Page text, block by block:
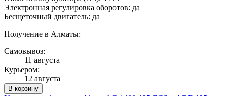
Электронная регулировка оборотов: да
Бесщеточный двигатель: да
Получение в Алматы:
Самовывоз:
11 августа
Курьером:
12 августа
В корзину